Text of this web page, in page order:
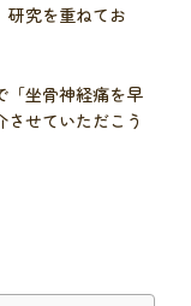
研究を重ねてお
「坐骨神経痛を早
せていただこう